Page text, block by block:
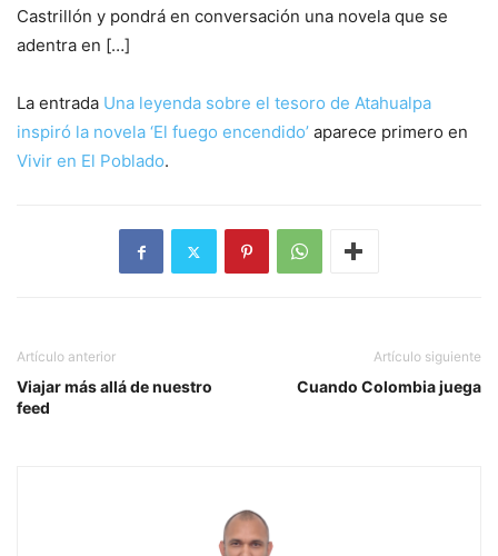
Castrillón y pondrá en conversación una novela que se
adentra en […]
La entrada Una leyenda sobre el tesoro de Atahualpa
inspiró la novela ‘El fuego encendido’ aparece primero en
Vivir en El Poblado.
Artículo anterior
Viajar más allá de nuestro
feed
Artículo siguiente
Cuando Colombia juega